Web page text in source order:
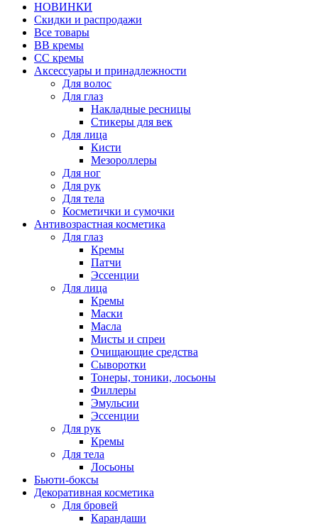
НОВИНКИ
Скидки и распродажи
Все товары
BB кремы
CC кремы
Аксессуары и принадлежности
Для волос
Для глаз
Накладные ресницы
Стикеры для век
Для лица
Кисти
Мезороллеры
Для ног
Для рук
Для тела
Косметички и сумочки
Антивозрастная косметика
Для глаз
Кремы
Патчи
Эссенции
Для лица
Кремы
Маски
Масла
Мисты и спреи
Очищающие средства
Сыворотки
Тонеры, тоники, лосьоны
Филлеры
Эмульсии
Эссенции
Для рук
Кремы
Для тела
Лосьоны
Бьюти-боксы
Декоративная косметика
Для бровей
Карандаши